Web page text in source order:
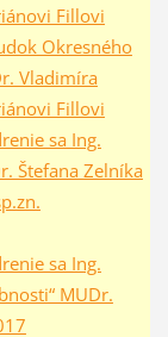
Fillovi
Okresného
Vladimíra
Fillovi
sa Ing.
Štefana Zelníka
sa Ing.
MUDr.